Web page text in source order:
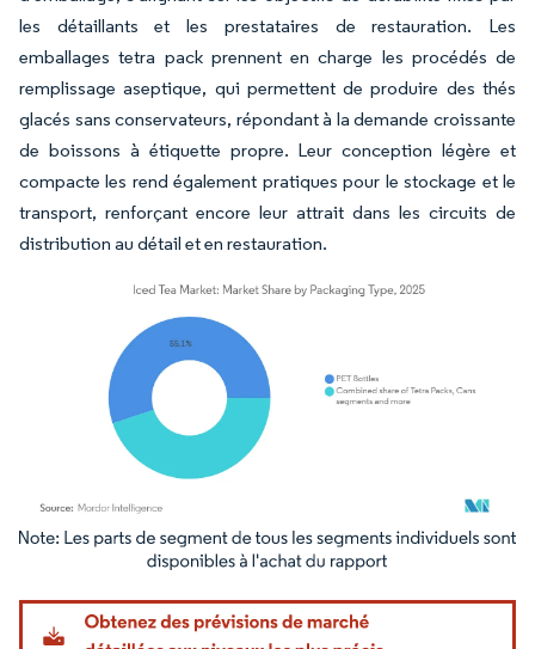
les détaillants et les prestataires de restauration. Les
emballages tetra pack prennent en charge les procédés de
remplissage aseptique, qui permettent de produire des thés
glacés sans conservateurs, répondant à la demande croissante
de boissons à étiquette propre. Leur conception légère et
compacte les rend également pratiques pour le stockage et le
transport, renforçant encore leur attrait dans les circuits de
distribution au détail et en restauration.
Image © Mordor Intelligence. La réutilisation nécessite une attribution sous CC BY